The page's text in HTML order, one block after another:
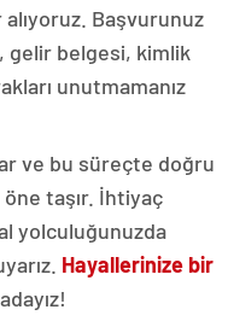
alıyoruz. Başvurunuz
gelir belgesi, kimlik
unutmamanız
ve bu süreçte doğru
taşır. İhtiyaç
yolculuğunuzda
Hayallerinize bir